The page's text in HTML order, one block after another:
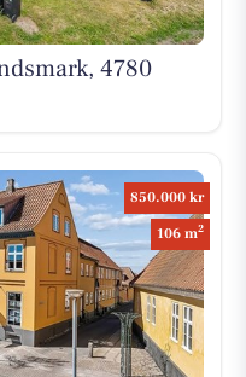
4780
850.000 kr
106 m2